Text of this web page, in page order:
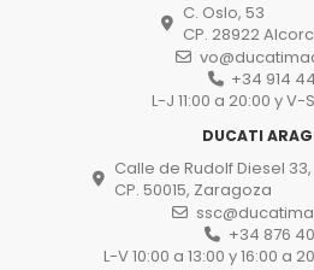
C. Oslo, 53
CP. 28922
+34 914
L-J 11:00 a 20:00 y V-
DUCATI
Calle de Rudolf Diesel
CP. 50015, Zaragoza
+34 876
L-V 10:00 a 13:00 y 16:00 a